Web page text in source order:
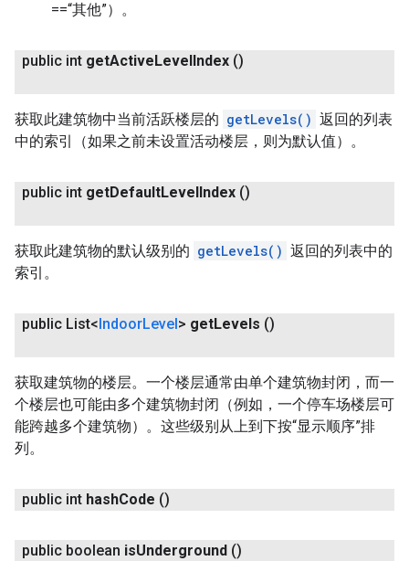
==“其他”）。
public int getActive Level Index ()
获取此建筑物中当前活跃楼层的 getLevels() 返回的列表
中的索引（如果之前未设置活动楼层，则为默认值）。
public int getDefaultLevel Index ()
获取此建筑物的默认级别的 getLevels() 返回的列表中的
索引。
public List< IndoorLevel > getLevels ()
获取建筑物的楼层。一个楼层通常由单个建筑物封闭，而一
个楼层也可能由多个建筑物封闭（例如，一个停车场楼层可
能跨越多个建筑物）。这些级别从上到下按“显示顺序”排
列。
public int hashCode ()
public boolean isUnderground ()